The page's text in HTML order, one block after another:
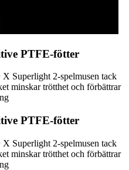
PTFE-fötter
Superlight 2-spelmusen tack
minskar trötthet och förbättrar
PTFE-fötter
Superlight 2-spelmusen tack
minskar trötthet och förbättrar